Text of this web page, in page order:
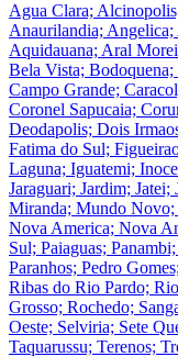
Agua Clara;
Anaurilandia; Angelica;
Aquidauana; Aral
Bela Vista;
Campo Grande;
Coronel Sapucaia;
Deodapolis; Dois
Fatima do Sul;
Laguna; Iguatemi;
Jaraguari; Jardim;
Miranda; Mundo
Nova America; Nova
Sul; Paiaguas;
Paranhos; Pedro
Ribas do Rio Pardo;
Grosso; Rochedo;
Oeste; Selviria; Sete
Taquarussu; Terenos;